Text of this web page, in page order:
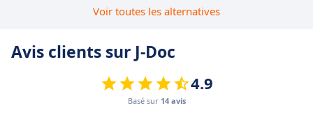
Voir toutes les alternatives
Avis clients sur J-Doc
4.9
Basé sur 14 avis